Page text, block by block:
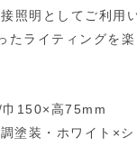
照明としてご利用
ライティングを楽
150×高75mm
装・ホワイト×シ